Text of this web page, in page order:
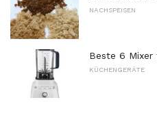
NACHSPEISEN
Beste 6
KÜCHENGERÄTE